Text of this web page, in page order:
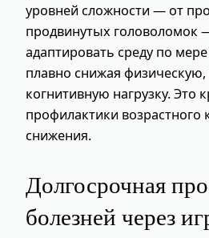
уровней сложности — от
продвинутых головоломок
адаптировать среду по
плавно снижая физическую,
когнитивную нагрузку. Это
профилактики возрастного
снижения.
Долгосрочная
болезней через